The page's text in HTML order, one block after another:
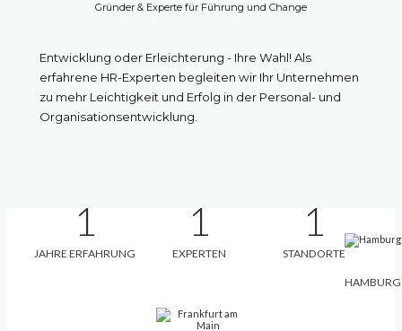
Gründer & Experte für Führung und Change
Entwicklung oder Erleichterung - Ihre Wahl! Als
erfahrene HR-Experten begleiten wir Ihr Unternehmen
zu mehr Leichtigkeit und Erfolg in der Personal- und
Organisationsentwicklung.
1
JAHRE ERFAHRUNG
1
EXPERTEN
1
STANDORTE
HAMBURG